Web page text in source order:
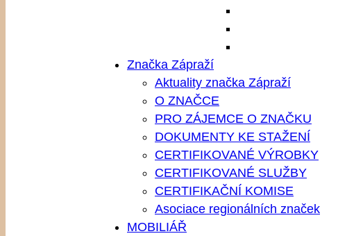
Značka Zápraží
Aktuality značka Zápraží
O ZNAČCE
PRO ZÁJEMCE O ZNAČKU
DOKUMENTY KE STAŽENÍ
CERTIFIKOVANÉ VÝROBKY
CERTIFIKOVANÉ SLUŽBY
CERTIFIKAČNÍ KOMISE
Asociace regionálních značek
MOBILIÁŘ